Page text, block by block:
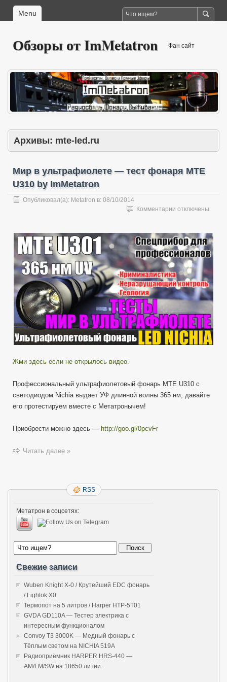
Menu
Обзоры от ImMetatron Фан сайт
Архивы: mte-led.ru
Мир в ультрафиолете — тест фонаря MTE
U310 by ImMetatron
Опубликовал(а): Metatron в: 08/10/2014
Комментарии к
в
ультрафиолете
—
тест
фонаря
MTE
U310
by
отключены
Жми здесь если не открылось видео.
Профессиональный ультрафиолетовый фонарь MTE U310 с
светодиодом Nichia выдает УФ длинной волны 365 нм, давайте
его протестируем вместе с Метатронычем!
Приобрести можно здесь — http://goo.gl/0pcvFr
Читать далее »
RSS
Метатрон в соцсетях:
Свежие записи
Wuben Knight X-0 / Крутейший EDC фонарь
/ Lightok X0
Термопот на 5 литров / Harper HTP-5T01
GVDA GD110A — Тестер электрика с
интересным функционалом
Convoy T3 3000K — Медный фонарь с
Тёплым светом на NICHIA 519A
Радиоприёмник HARPER HRS-440 —
AM/FM/SW на 18650 литии.